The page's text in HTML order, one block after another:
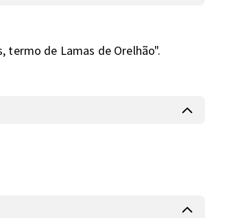
termo de Lamas de Orelhão".